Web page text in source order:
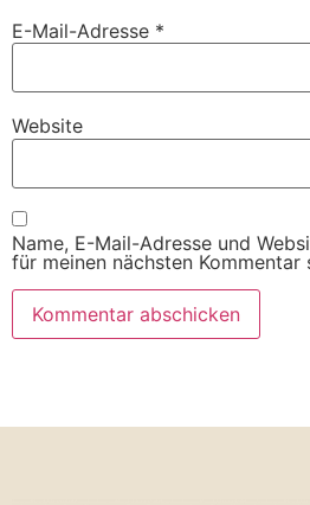
E-Mail-Adresse *
Website
Name, E-Mail-Adresse und
für meinen nächsten Kommentar